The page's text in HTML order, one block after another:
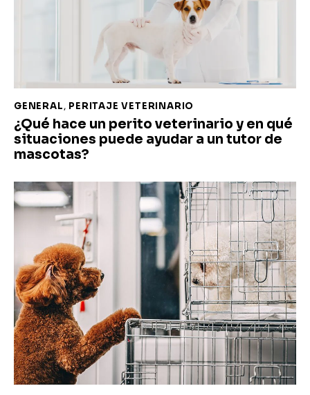
GENERAL, PERITAJE VETERINARIO
¿Qué hace un perito veterinario y en qué
situaciones puede ayudar a un tutor de
mascotas?